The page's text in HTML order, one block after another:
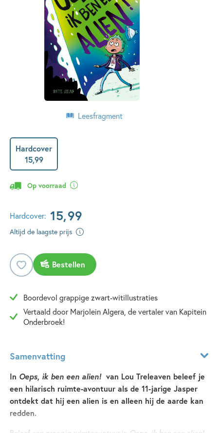
Leesfragment
Hardcover
15,99
Op voorraad
Hardcover: 15,99
Altijd de laagste prijs
Bestellen
Boordevol grappige zwart-witillustraties
Vertaald door Marjolein Algera, de vertaler van Kapitein
Onderbroek!
Samenvatting
In Oeps, ik ben een alien! van Lou Treleaven beleef je
een hilarisch ruimte-avontuur als de 11-jarige Jasper
ontdekt dat hij een alien is en alleen hij de aarde kan
redden.